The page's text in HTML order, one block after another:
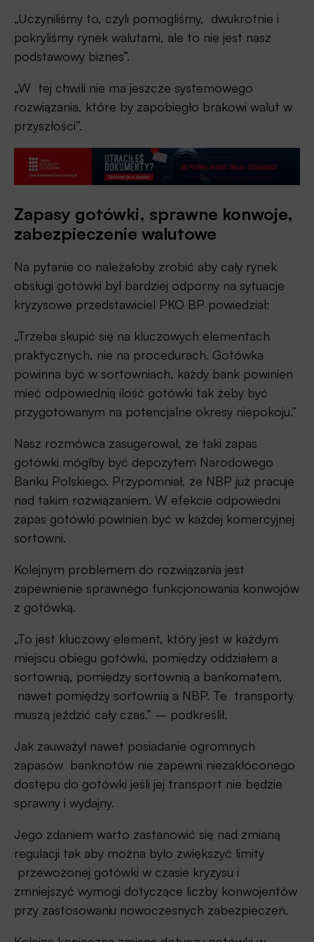
„Uczyniliśmy to, czyli pomogliśmy, dwukrotnie i
pokryliśmy rynek walutami, ale to nie jest nasz
podstawowy biznes”.
„W tej chwili nie ma jeszcze systemowego
rozwiązania, które by zapobiegło brakowi walut w
przyszłości”.
Zapasy gotówki, sprawne konwoje,
zabezpieczenie walutowe
Na pytanie co należałoby zrobić aby cały rynek
obsługi gotówki był bardziej odporny na sytuacje
kryzysowe przedstawiciel PKO BP powiedział:
„Trzeba skupić się na kluczowych elementach
praktycznych, nie na procedurach. Gotówka
powinna być w sortowniach, każdy bank powinien
mieć odpowiednią ilość gotówki tak żeby być
przygotowanym na potencjalne okresy niepokoju.”
Nasz rozmówca zasugerował, że taki zapas
gotówki mógłby być depozytem Narodowego
Banku Polskiego. Przypomniał, że NBP już pracuje
nad takim rozwiązaniem. W efekcie odpowiedni
zapas gotówki powinien być w każdej komercyjnej
sortowni.
Kolejnym problemem do rozwiązania jest
zapewnienie sprawnego funkcjonowania konwojów
z gotówką.
„To jest kluczowy element, który jest w każdym
miejscu obiegu gotówki, pomiędzy oddziałem a
sortownią, pomiędzy sortownią a bankomatem,
nawet pomiędzy sortownią a NBP. Te transporty
muszą jeździć cały czas.” – podkreślił.
Jak zauważył nawet posiadanie ogromnych
zapasów banknotów nie zapewni niezakłóconego
dostępu do gotówki jeśli jej transport nie będzie
sprawny i wydajny.
Jego zdaniem warto zastanowić się nad zmianą
regulacji tak aby można było zwiększyć limity
przewożonej gotówki w czasie kryzysu i
zmniejszyć wymogi dotyczące liczby konwojentów
przy zastosowaniu nowoczesnych zabezpieczeń.